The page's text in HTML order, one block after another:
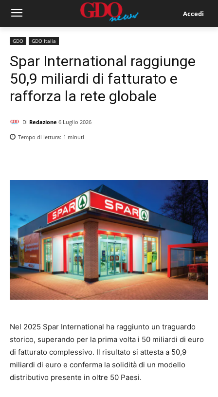
Accedi
GDO GDO Italia
Spar International raggiunge
50,9 miliardi di fatturato e
rafforza la rete globale
Di Redazione 6 Luglio 2026
Tempo di lettura: 1 minuti
Nel 2025 Spar International ha raggiunto un traguardo
storico, superando per la prima volta i 50 miliardi di euro
di fatturato complessivo. Il risultato si attesta a 50,9
miliardi di euro e conferma la solidità di un modello
distributivo presente in oltre 50 Paesi.